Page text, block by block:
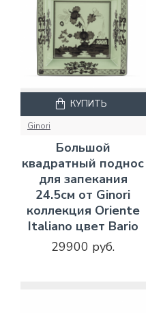
Ginori
Большой
квадратный поднос
для запекания
24.5см от Ginori
коллекция Oriente
Italiano цвет Bario
29900 руб.
КУПИТЬ